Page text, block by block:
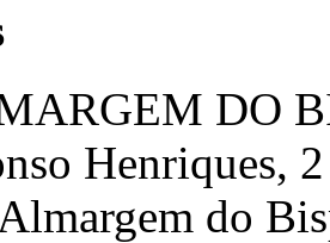
DO
Henriques, 2
do